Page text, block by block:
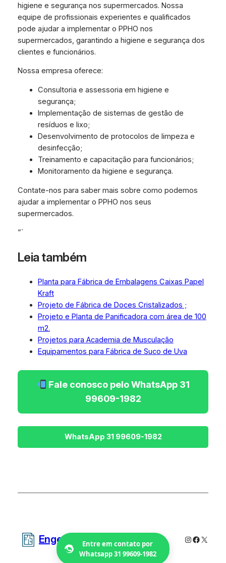
higiene e segurança nos supermercados. Nossa
equipe de profissionais experientes e qualificados
pode ajudar a implementar o PPHO nos
supermercados, garantindo a higiene e segurança dos
clientes e funcionários.
Nossa empresa oferece:
Consultoria e assessoria em higiene e
segurança;
Implementação de sistemas de gestão de
resíduos e lixo;
Desenvolvimento de protocolos de limpeza e
desinfecção;
Treinamento e capacitação para funcionários;
Monitoramento da higiene e segurança.
Contate-nos para saber mais sobre como podemos
ajudar a implementar o PPHO nos seus
supermercados.
“`
Leia também
Planta para Fábrica de Embalagens Caixas Papel
Kraft
Projeto de Fábrica de Doces Cristalizados ;
Projeto e Planta de Panificadora com área de 100
m2.
Projetos para Academia de Musculação
Equipamentos para Fábrica de Suco de Uva
Fale conosco pelo WhatsApp 31
99609-1982
Engetecno Projetos Instagram
X
Entre em contato por
Whatsapp 31 99609-1982